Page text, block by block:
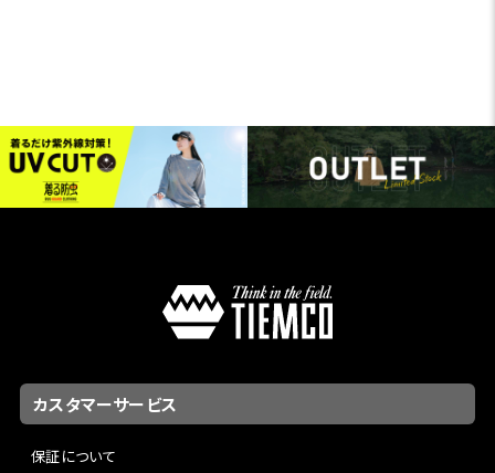
カスタマーサービス
保証について